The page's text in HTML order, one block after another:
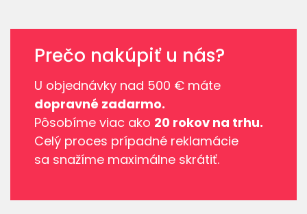
Prečo nakúpiť u nás?
U objednávky nad 500 € máte
dopravné zadarmo.
Pôsobíme viac ako 20 rokov na trhu.
Celý proces prípadné reklamácie
sa snažíme maximálne skrátiť.